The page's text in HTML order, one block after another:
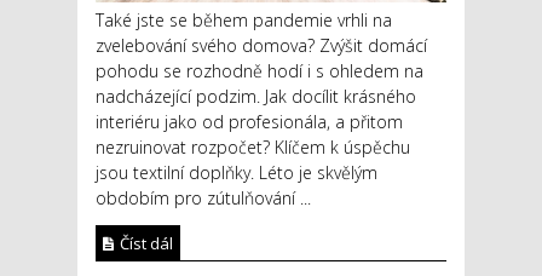
Také jste se během pandemie vrhli na
zvelebování svého domova? Zvýšit domácí
pohodu se rozhodně hodí i s ohledem na
nadcházející podzim. Jak docílit krásného
interiéru jako od profesionála, a přitom
nezruinovat rozpočet? Klíčem k úspěchu
jsou textilní doplňky. Léto je skvělým
obdobím pro zútulňování ...
Číst dál